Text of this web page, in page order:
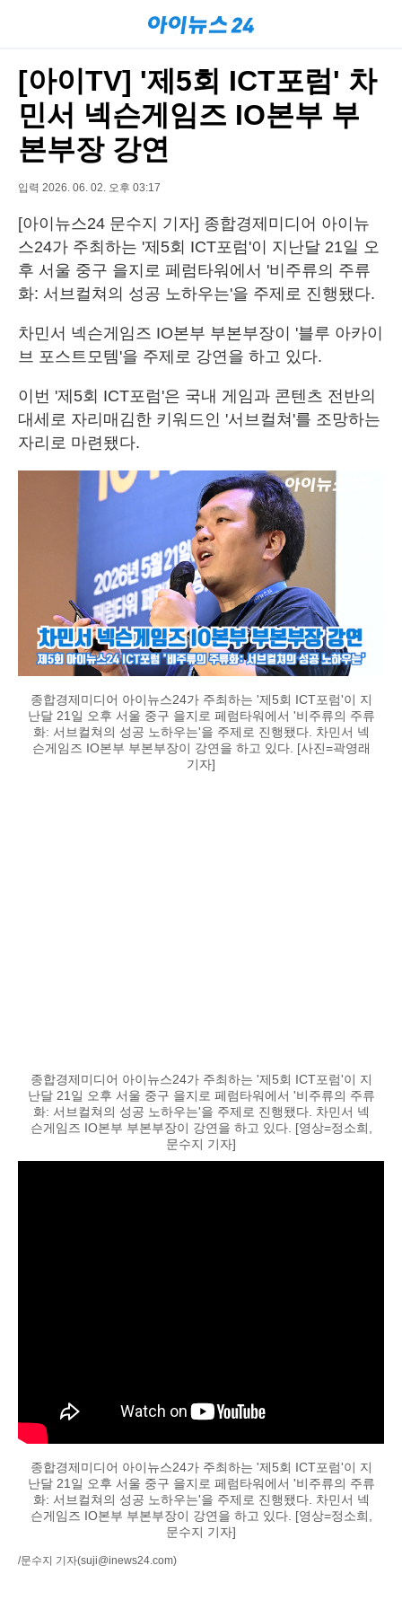
[아이TV] '제5회 ICT포럼' 차
민서 넥슨게임즈 IO본부 부
본부장 강연
입력 2026. 06. 02. 오후 03:17
[아이뉴스24 문수지 기자] 종합경제미디어 아이뉴
스24가 주최하는 '제5회 ICT포럼'이 지난달 21일 오
후 서울 중구 을지로 페럼타워에서 '비주류의 주류
화: 서브컬쳐의 성공 노하우는'을 주제로 진행됐다.
차민서 넥슨게임즈 IO본부 부본부장이 '블루 아카이
브 포스트모템'을 주제로 강연을 하고 있다.
이번 '제5회 ICT포럼'은 국내 게임과 콘텐츠 전반의
대세로 자리매김한 키워드인 '서브컬쳐'를 조망하는
자리로 마련됐다.
종합경제미디어 아이뉴스24가 주최하는 '제5회 ICT포럼'이 지
난달 21일 오후 서울 중구 을지로 페럼타워에서 '비주류의 주류
화: 서브컬쳐의 성공 노하우는'을 주제로 진행됐다. 차민서 넥
슨게임즈 IO본부 부본부장이 강연을 하고 있다. [사진=곽영래
기자]
종합경제미디어 아이뉴스24가 주최하는 '제5회 ICT포럼'이 지
난달 21일 오후 서울 중구 을지로 페럼타워에서 '비주류의 주류
화: 서브컬쳐의 성공 노하우는'을 주제로 진행됐다. 차민서 넥
슨게임즈 IO본부 부본부장이 강연을 하고 있다. [영상=정소희,
문수지 기자]
종합경제미디어 아이뉴스24가 주최하는 '제5회 ICT포럼'이 지
난달 21일 오후 서울 중구 을지로 페럼타워에서 '비주류의 주류
화: 서브컬쳐의 성공 노하우는'을 주제로 진행됐다. 차민서 넥
슨게임즈 IO본부 부본부장이 강연을 하고 있다. [영상=정소희,
문수지 기자]
/문수지 기자(suji@inews24.com)